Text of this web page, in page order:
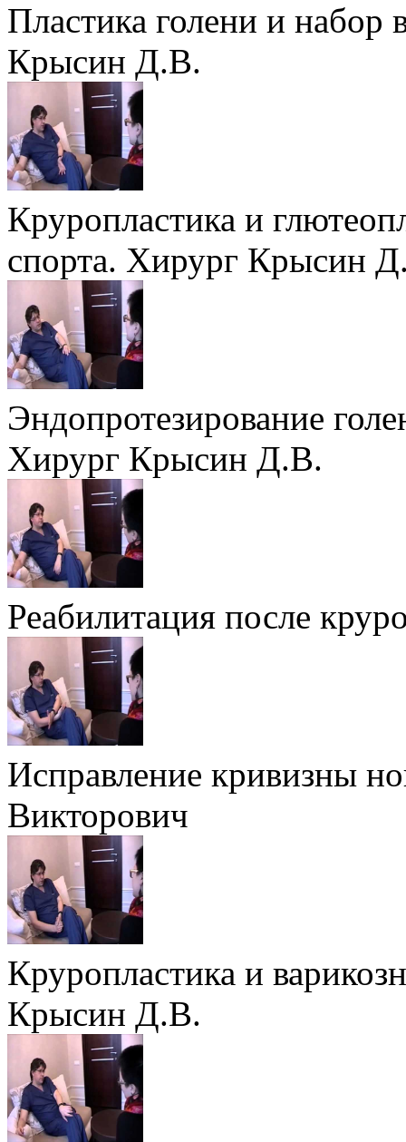
Пластика голени и набор
Крысин Д.В.
Круропластика и
спорта. Хирург Крысин
Эндопротезирование
Хирург Крысин Д.В.
Реабилитация после
Исправление кривизны
Викторович
Круропластика и
Крысин Д.В.